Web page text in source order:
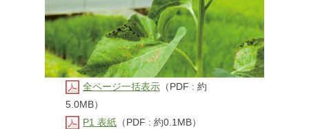
全ページ一括表示 （PDF : 約
5.0MB）
P1 表紙 （PDF : 約0.1MB）